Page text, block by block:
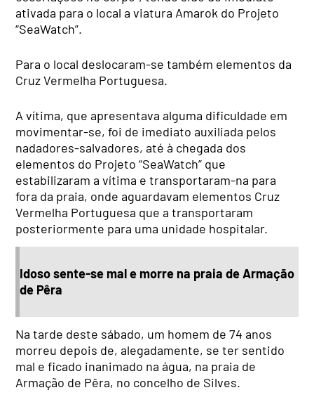
ativada para o local a viatura Amarok do Projeto
“SeaWatch”.
Para o local deslocaram-se também elementos da
Cruz Vermelha Portuguesa.
A vítima, que apresentava alguma dificuldade em
movimentar-se, foi de imediato auxiliada pelos
nadadores-salvadores, até à chegada dos
elementos do Projeto “SeaWatch” que
estabilizaram a vítima e transportaram-na para
fora da praia, onde aguardavam elementos Cruz
Vermelha Portuguesa que a transportaram
posteriormente para uma unidade hospitalar.
Idoso sente-se mal e morre na praia de Armação
de Pêra
Na tarde deste sábado, um homem de 74 anos
morreu depois de, alegadamente, se ter sentido
mal e ficado inanimado na água, na praia de
Armação de Pêra, no concelho de Silves.